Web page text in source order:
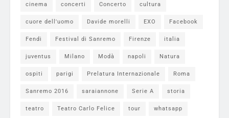
cinema concerti Concerto cultura
cuore dell'uomo Davide morelli EXO Facebook
Fendi Festival di Sanremo Firenze italia
juventus Milano Modà napoli Natura
ospiti parigi Prelatura Internazionale Roma
Sanremo 2016 saraiannone Serie A storia
teatro Teatro Carlo Felice tour whatsapp